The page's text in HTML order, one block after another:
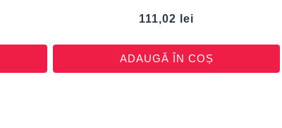
111,02 lei
ADAUGĂ ÎN COȘ